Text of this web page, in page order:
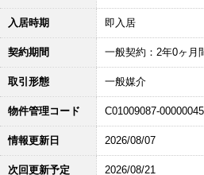
入居時期 即入居
契約期間 一般契約：2年0ヶ月
取引形態 一般媒介
物件管理コード C01009087-
情報更新日 2026/08/07
次回更新予定 2026/08/21